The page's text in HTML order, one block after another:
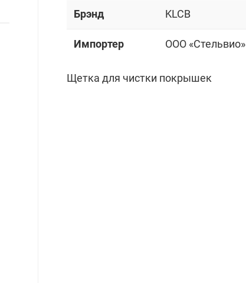
Брэнд KLCB
Импортер OOO «Стельвио»
Щетка для чистки покрышек